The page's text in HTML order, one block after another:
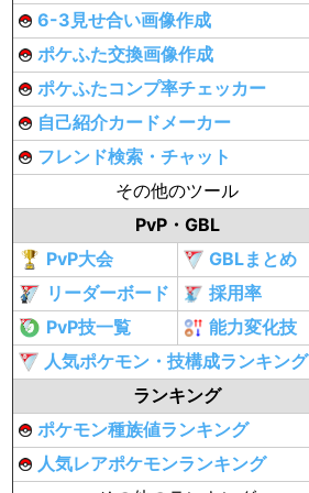
6-3見せ合い画像作成
ポケふた交換画像作成
ポケふたコンプ率チェッカー
自己紹介カードメーカー
フレンド検索・チャット
その他のツール
PvP・GBL
PvP大会
GBLまとめ
リーダーボード
採用率
PvP技一覧
能力変化技
人気ポケモン・技構成ランキング
ランキング
ポケモン種族値ランキング
人気レアポケモンランキング